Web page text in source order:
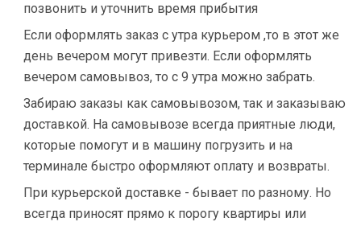
позвонить и уточнить время прибытия
Если оформлять заказ с утра курьером ,то в этот же
день вечером могут привезти. Если оформлять
вечером самовывоз, то с 9 утра можно забрать.
Забираю заказы как самовывозом, так и заказываю
доставкой. На самовывозе всегда приятные люди,
которые помогут и в машину погрузить и на
терминале быстро оформляют оплату и возвраты.
При курьерской доставке - бывает по разному. Но
всегда приносят прямо к порогу квартиры или